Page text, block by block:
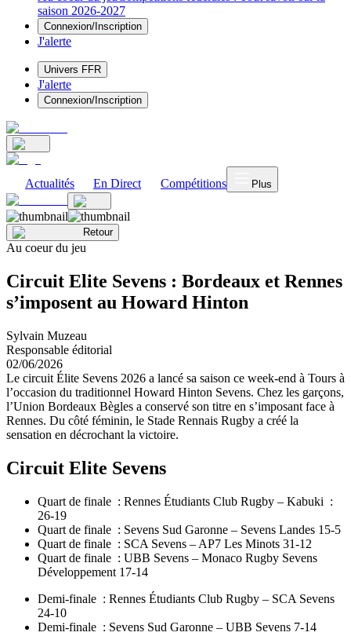
saison 2026-2027
Connexion/Inscription
J'alerte
Univers FFR
J'alerte
Connexion/Inscription
Actualités En Direct Compétitions Plus
Retour
Au coeur du jeu
Circuit Elite Sevens : Bordeaux et Rennes
s’imposent au Howard Hinton
Sylvain Muzeau
Responsable éditorial
02/06/2026
Le circuit Élite Sevens 2026 a lancé sa saison ce week-end à Tours à
l’occasion du traditionnel Howard Hinton Sevens. Chez les garçons,
l’Union Bordeaux Bègles a conservé son titre en s’imposant face à
Rennes. Du côté féminin, le Stade Rennais Rugby a créé la
sensation en décrochant la victoire.
Circuit Elite Sevens
Quart de finale : Rennes Étudiants Club Rugby – Kabuki :
26-19
Quart de finale : Sevens Sud Garonne – Sevens Landes 15-5
Quart de finale : SCA Sevens – AP7 Les Minots 31-12
Quart de finale : UBB Sevens – Monaco Rugby Sevens
Développement 17-14
Demi-finale : Rennes Étudiants Club Rugby – SCA Sevens
24-10
Demi-finale : Sevens Sud Garonne – UBB Sevens 7-14